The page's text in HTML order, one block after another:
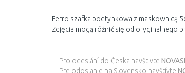
Ferro szafka podtynkowa z maskownicą
Zdjęcia mogą różnić się od oryginalnego
Pro odeslání do Česka navštivte
Pre odoslanie na Slovensko navštívte